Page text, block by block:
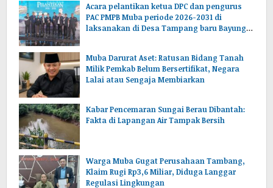
Acara pelantikan ketua DPC dan pengurus
PAC PMPB Muba periode 2026-2031 di
laksanakan di Desa Tampang baru Bayung
Muba Darurat Aset: Ratusan Bidang Tanah
Milik Pemkab Belum Bersertifikat, Negara
Lalai atau Sengaja Membiarkan
Kabar Pencemaran Sungai Berau Dibantah:
Fakta di Lapangan Air Tampak Bersih
Warga Muba Gugat Perusahaan Tambang,
Klaim Rugi Rp3,6 Miliar, Diduga Langgar
Regulasi Lingkungan